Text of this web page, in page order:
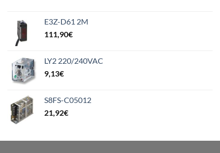
E3Z-D61 2M
111,90€
LY2 220/240VAC
9,13€
S8FS-C05012
21,92€